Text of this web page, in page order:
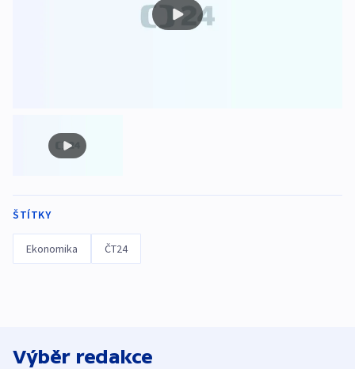
ŠTÍTKY
Ekonomika ČT24
Výběr redakce